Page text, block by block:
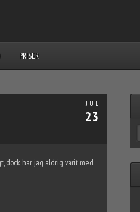
PRISER
JUL
23
dock har jag aldrig varit med